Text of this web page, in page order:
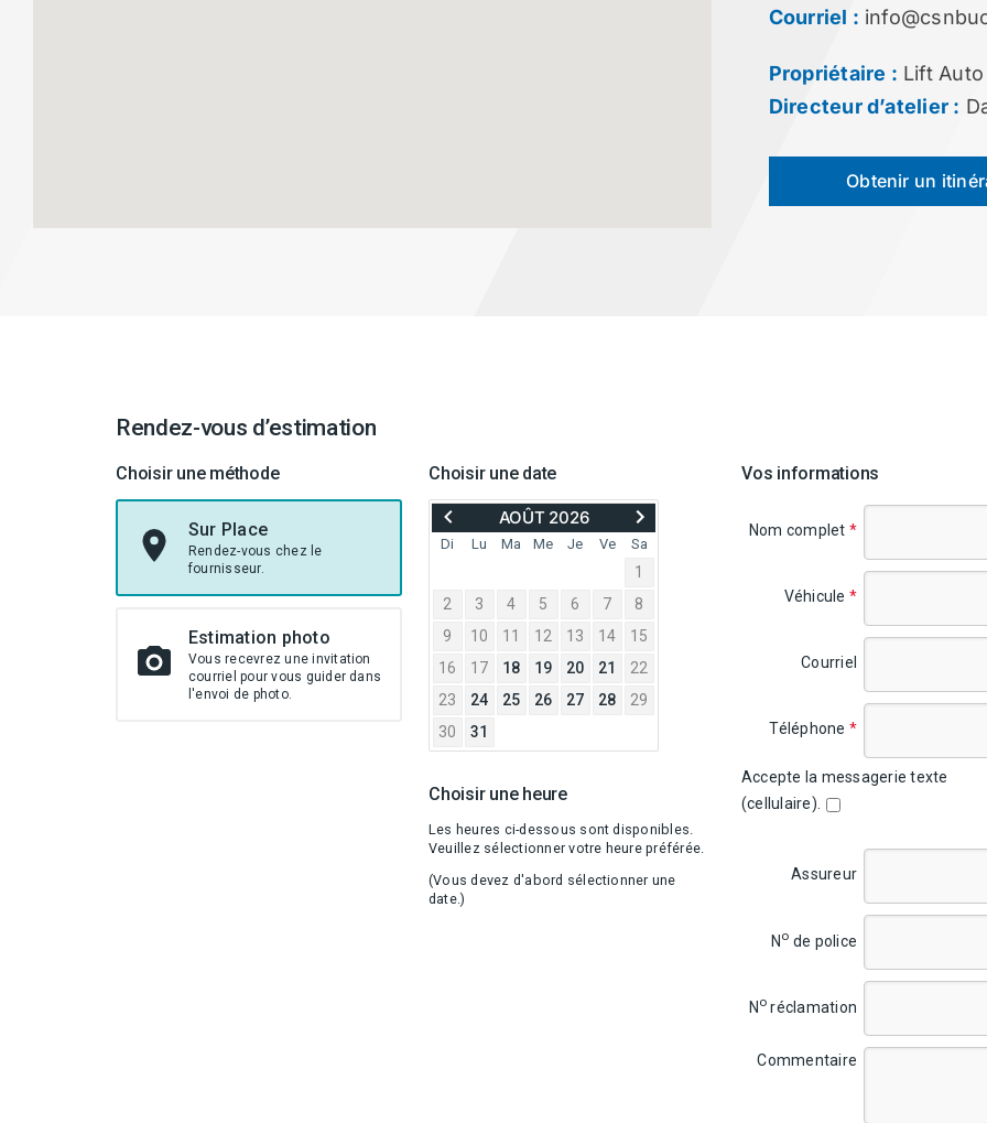
Courriel :
Propriétaire : Lift
Directeur d’atelier :
Obtenir un
Rendez-vous d’estimation
Choisir une méthode
Sur Place
Rendez-vous chez le
fournisseur.
Estimation photo
Vous recevrez une invitation
courriel pour vous guider dans
l'envoi de photo.
Choisir une date
RECULER
JULY
AOÛT 2026 AVANCER
À
SEPTEMBER
Di Lu Ma Me Je Ve Sa
1
2
3 4 5 6 7
8
9
10 11 12 13 14
15
16
17 18 19 20 21
22
23
24 25 26 27 28
29
30
31
Choisir une heure
Les heures ci-dessous sont disponibles.
Veuillez sélectionner votre heure préférée.
(Vous devez d'abord sélectionner une
date.)
Vos informations
Nom complet *
Véhicule *
Courriel
Téléphone *
Accepte la messagerie texte
(cellulaire).
Assureur
No de police
No réclamation
Commentaire